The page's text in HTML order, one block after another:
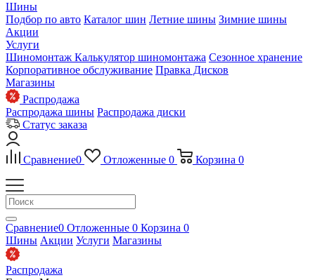
Шины
Подбор по авто Каталог шин Летние шины Зимние шины
Акции
Услуги
Шиномонтаж Калькулятор шиномонтажа Сезонное хранение
Корпоративное обслуживание Правка Дисков
Магазины
Распродажа
Распродажа шины Распродажа диски
Статус заказа
Сравнение0 Отложенные 0 Корзина 0
Сравнение0 Отложенные 0 Корзина 0
Шины Акции Услуги Магазины
Распродажа